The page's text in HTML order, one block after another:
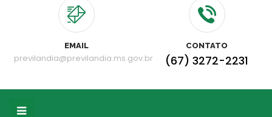
EMAIL
previlandia@previlandia.ms.gov.br
CONTATO
(67) 3272-2231